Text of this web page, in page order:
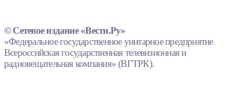
© Сетевое издание «Вести.Ру»
«Федеральное государственное унитарное предприятие
Всероссийская государственная телевизионная и
радиовещательная компания» (ВГТРК).